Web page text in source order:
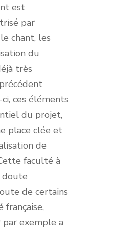
est
par
chant, les
du
très
ces éléments
du projet,
place clée et
de
faculté à
doute
de certains
française,
par exemple a